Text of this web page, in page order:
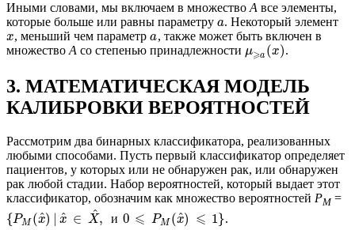
Иными словами, мы включаем в множество A все элементы,
которые больше или равны параметру a. Некоторый элемент
x, меньший чем параметрa, также может быть включен в
множество A со степенью принадлежности μ⩾a (x).
3. МАТЕМАТИЧЕСКАЯ МОДЕЛЬ
КАЛИБРОВКИ ВЕРОЯТНОСТЕЙ
Рассмотрим два бинарных классификатора, реализованных
любыми способами. Пусть первый классификатор определяет
пациентов, у которых или не обнаружен рак, или обнаружен
рак любой стадии. Набор вероятностей, который выдает этот
классификатор, обозначим как множество вероятностей PM=
{PM (x
^) | x
^ ∈ X
^, и 0 ⩽ PM (x
^) ⩽ 1}.